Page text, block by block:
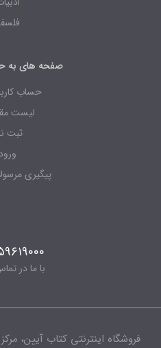
صفحه های به حساب
حساب کاربری من
لیست مقایسه
پیگیری مرسولات
۰۹۳۵۹۶۱۹۰۰۰
با ما در تماس باشید
اینترنتی کتاب آیین، مرکز خرید